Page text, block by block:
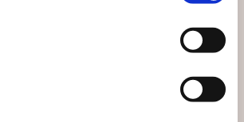
EN
UKRAINE: LA
MANIPULATION
Histoire & actualité